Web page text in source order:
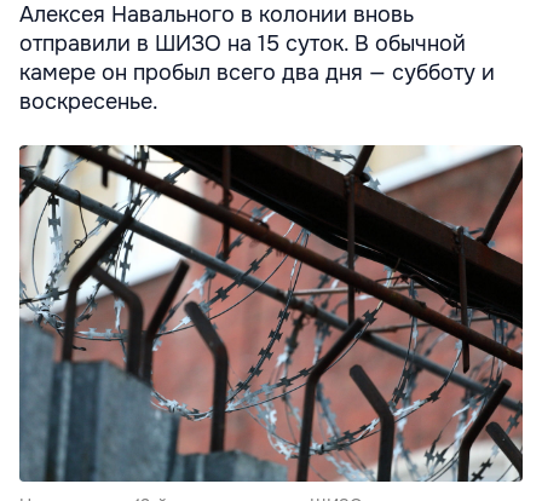
Алексея Навального в колонии вновь
отправили в ШИЗО на 15 суток. В обычной
камере он пробыл всего два дня — субботу и
воскресенье.